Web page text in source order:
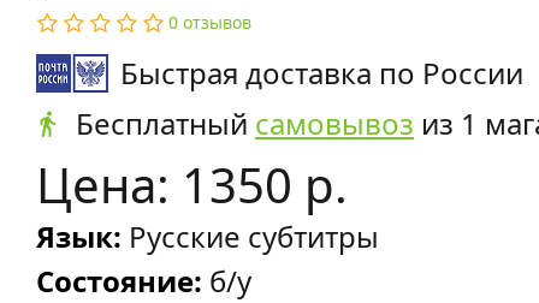
0 отзывов
Быстрая доставка по России
Бесплатный самовывоз из 1
Цена: 1350 р.
Язык: Русские субтитры
Состояние: б/у